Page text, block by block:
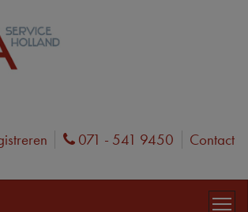
Phone
071 - 541 9450
Contact